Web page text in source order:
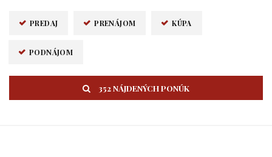
PREDAJ PRENÁJOM KÚPA
PODNÁJOM
352 NÁJDENÝCH PONÚK